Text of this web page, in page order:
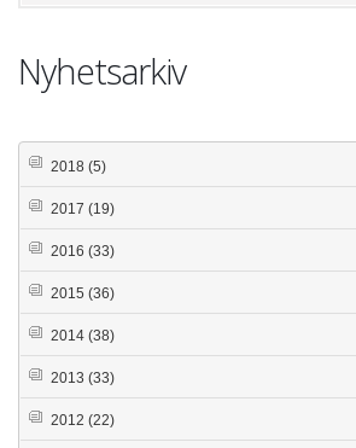
Nyhetsarkiv
2018 (5)
2017 (19)
2016 (33)
2015 (36)
2014 (38)
2013 (33)
2012 (22)